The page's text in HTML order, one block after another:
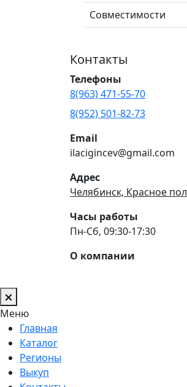
Совместимости
Контакты
Телефоны
8(963) 471-55-70
8(952) 501-82-73
Email
ilacigincev@gmail.com
Адрес
Челябинск, Красное
Часы работы
Пн-Сб, 09:30-17:30
О компании
Меню
Главная
Каталог
Регионы
Выкуп